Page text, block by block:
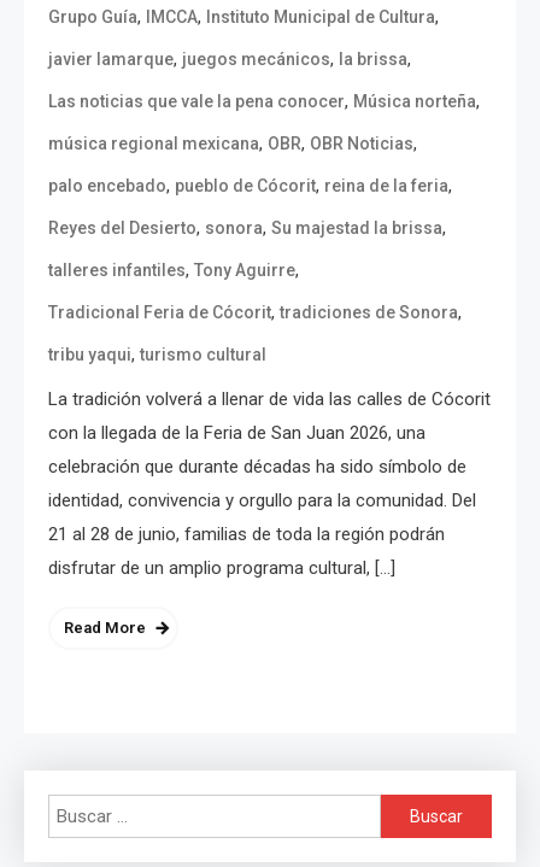
Grupo Guía, IMCCA, Instituto Municipal de Cultura,
javier lamarque, juegos mecánicos, la brissa,
Las noticias que vale la pena conocer, Música norteña,
música regional mexicana, OBR, OBR Noticias,
palo encebado, pueblo de Cócorit, reina de la feria,
Reyes del Desierto, sonora, Su majestad la brissa,
talleres infantiles, Tony Aguirre,
Tradicional Feria de Cócorit,tradiciones de Sonora,
tribu yaqui,turismo cultural
La tradición volverá a llenar de vida las calles de Cócorit
con la llegada de la Feria de San Juan 2026, una
celebración que durante décadas ha sido símbolo de
identidad, convivencia y orgullo para la comunidad. Del
21 al 28 de junio, familias de toda la región podrán
disfrutar de un amplio programa cultural, […]
Read More
Buscar: